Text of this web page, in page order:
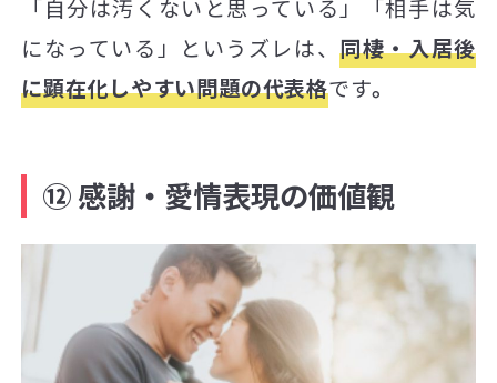
「自分は汚くないと思っている」「相手は気
になっている」というズレは、同棲・入居後
に顕在化しやすい問題の代表格です。
⑫ 感謝・愛情表現の価値観